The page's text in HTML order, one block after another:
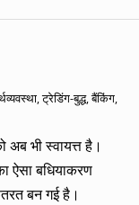
,ट्रेडिंग-बुद्ध,बैंकिंग,
अब भी स्वायत्त है।
ऐसा बधियाकरण
बन गई है।